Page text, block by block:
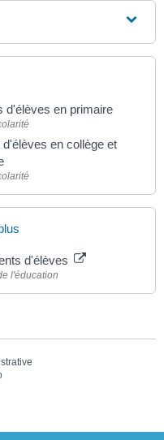
d'élèves en primaire
en collège et
d'élèves
l'éducation